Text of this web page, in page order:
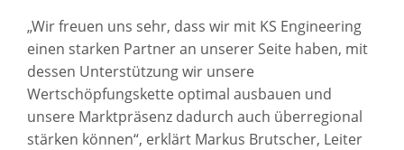
„Wir freuen uns sehr, dass wir mit KS Engineering
einen starken Partner an unserer Seite haben, mit
dessen Unterstützung wir unsere
Wertschöpfungskette optimal ausbauen und
unsere Marktpräsenz dadurch auch überregional
stärken können“, erklärt Markus Brutscher, Leiter